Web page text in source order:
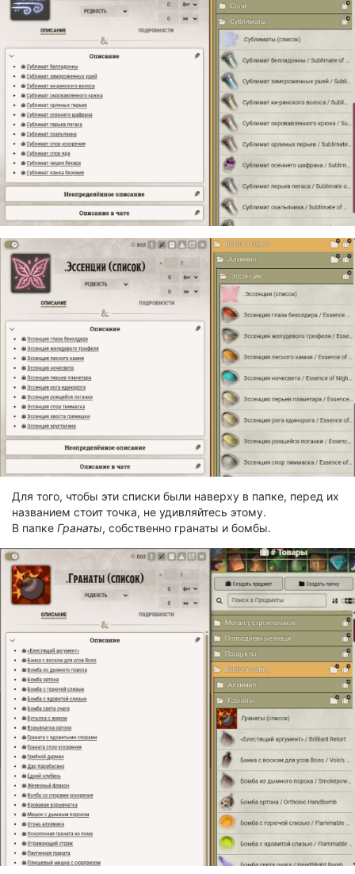
Для того, чтобы эти списки были наверху в папке, перед их
названием стоит точка, не удивляйтесь этому.
В папке Гранаты, собственно гранаты и бомбы.